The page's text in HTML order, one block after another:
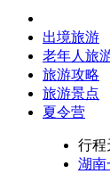
出境旅游
老年人旅
旅游攻略
旅游景点
夏令营
行程
湖南